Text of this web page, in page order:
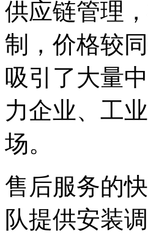
供应链管理
制，价格较
吸引了大量
力企业、工
场。
售后服务的
队提供安装